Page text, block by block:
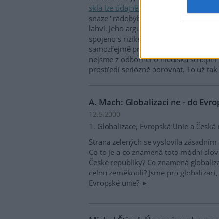
skla lze údajně zpochybnit
" z 18.
snaze "rádobybojovníků za životní
lahví. Jeho argument zní, že užívání
spojeno s rizikem znečišťování
samozřejmě pravdu). Z jeho tvrzení
nejsme z odborného hlediska
prostředí seriózně porovnat. To už
A. Mach: Globalizaci ne - do
12.5.2000
1. Globalizace, Evropská Unie a
Strana zelených se vyslovila
Co to je a co znamená toto módní
České republiky? Co znamená
celou zeměkouli? Jsme pro
Evropské unie?